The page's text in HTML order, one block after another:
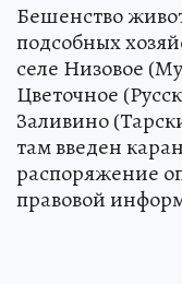
Бешенство
подсобных
селе Низовое
Цветочное
Заливино
там введен
распоряжение
правовой